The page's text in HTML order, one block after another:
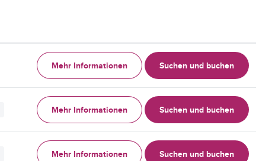
Mehr Informationen Suchen und buchen
Mehr Informationen Suchen und buchen
Mehr Informationen Suchen und buchen